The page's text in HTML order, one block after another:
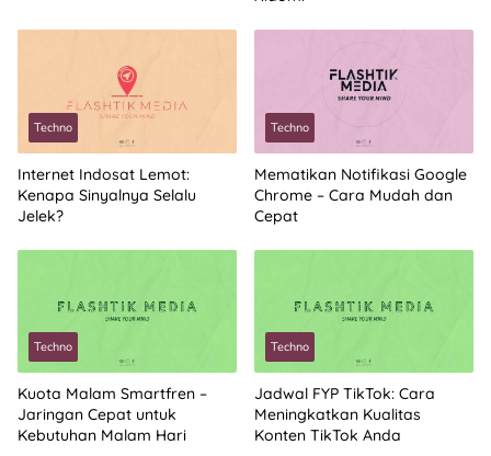
Techno
Internet Indosat Lemot:
Kenapa Sinyalnya Selalu
Jelek?
Techno
Mematikan Notifikasi Google
Chrome – Cara Mudah dan
Cepat
Techno
Kuota Malam Smartfren –
Jaringan Cepat untuk
Kebutuhan Malam Hari
Techno
Jadwal FYP TikTok: Cara
Meningkatkan Kualitas
Konten TikTok Anda